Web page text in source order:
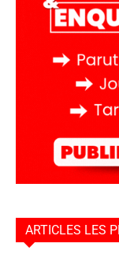
ARTICLES LES